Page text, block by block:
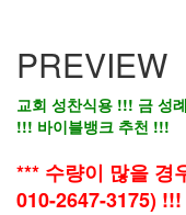
PREVIEW
교회 성찬식용 !!! 금 성
!!! 바이블뱅크 추천 !!!
*** 수량이 많을 경
010-2647-3175)